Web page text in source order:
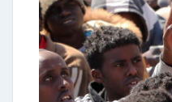
p
o
s
t
e
u